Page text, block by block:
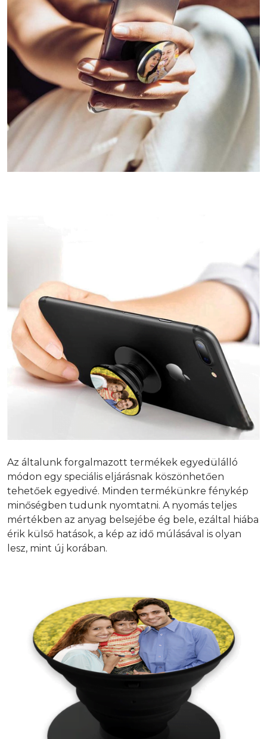
Az általunk forgalmazott termékek egyedülálló
módon egy speciális eljárásnak köszönhetően
tehetőek egyedivé. Minden termékünkre fénykép
minőségben tudunk nyomtatni. A nyomás teljes
mértékben az anyag belsejébe ég bele, ezáltal hiába
érik külső hatások, a kép az idő múlásával is olyan
lesz, mint új korában.